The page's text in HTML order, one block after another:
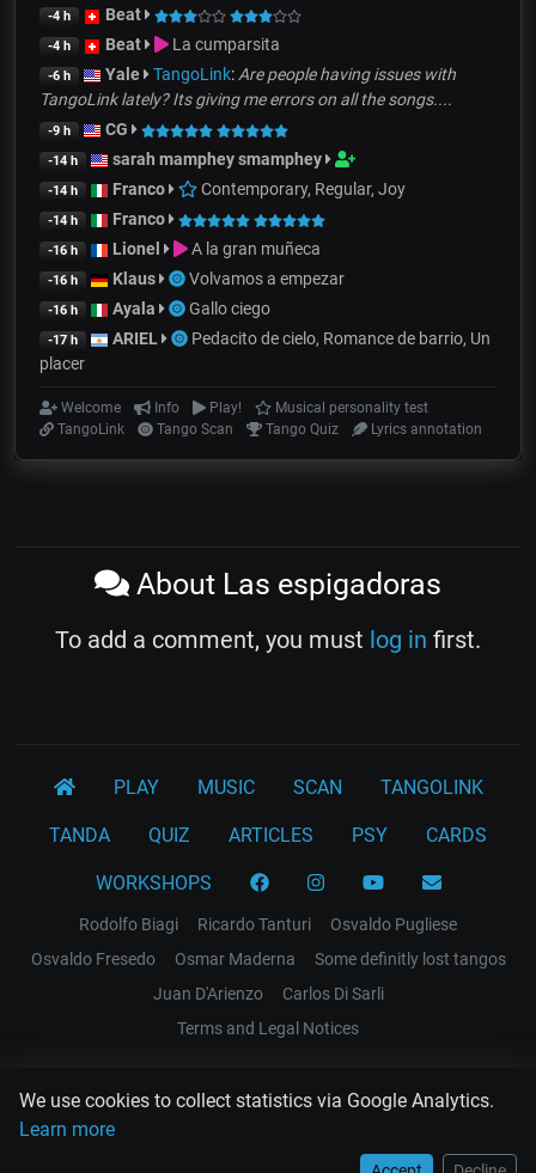
We use cookies to collect statistics via Google Analytics.
Learn more
-4 h Beat
-4 h Beat La cumparsita
-6 h Yale TangoLink:Are people having issues with
TangoLink lately? Its giving me errors on all the songs....
-9 h CG
-14 h sarah mamphey smamphey
-14 h Franco Contemporary, Regular, Joy
-14 h Franco
-16 h Lionel A la gran muñeca
-16 h Klaus Volvamos a empezar
-16 h Ayala Gallo ciego
-17 h ARIEL
Pedacito de cielo, Romance de barrio, Un
placer
Welcome Info Play!
Musical personality test
TangoLink
Tango Scan Tango Quiz Lyrics annotation
About Las espigadoras
To add a comment, you must log in first.
PLAY MUSIC SCAN TANGOLINK
TANDA QUIZ ARTICLES PSY CARDS
WORKSHOPS
Rodolfo Biagi Ricardo Tanturi
Osvaldo Pugliese
Osvaldo Fresedo
Osmar Maderna
Some definitly lost tangos
Juan D'Arienzo
Carlos Di Sarli
Terms and Legal Notices
EL RECODO TANGO